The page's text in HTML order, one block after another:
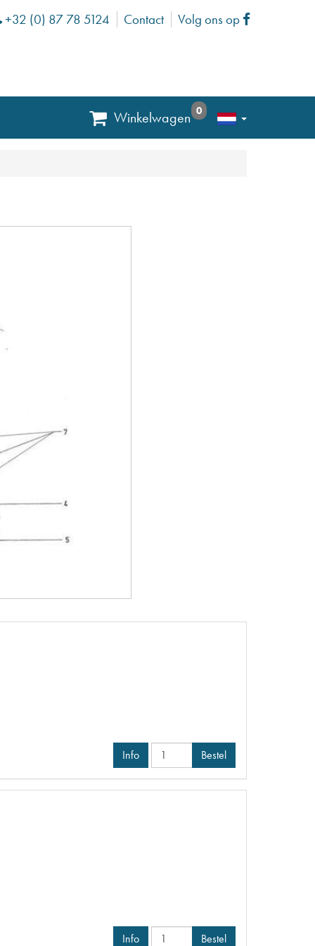
Phone
+32 (0) 87 78 5124 Contact Volg ons op Facebook
Winkelwagen 0
Info
Bestel
Info
Bestel